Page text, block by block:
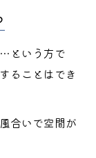
という方で
ることはでき
合いで空間が